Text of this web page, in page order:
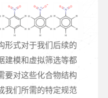
形式对于我们后续的
建模和虚拟筛选等都
要对这些化合物结构
我们所需的特定规范